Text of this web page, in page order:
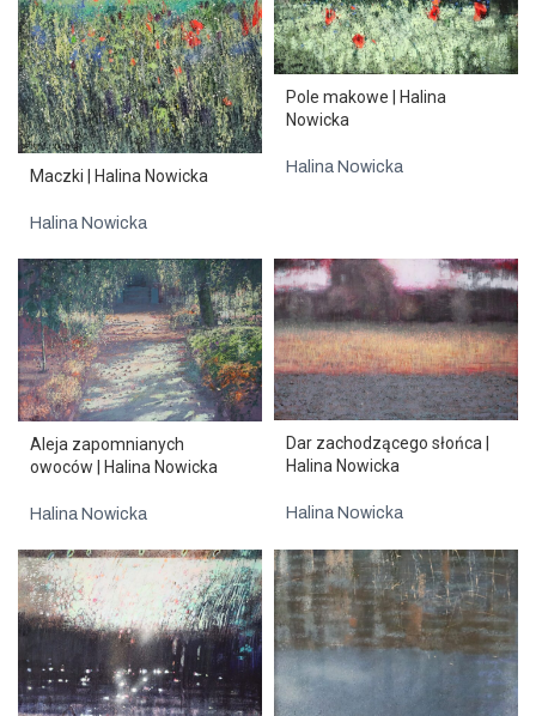
Maczki | Halina Nowicka
Halina Nowicka
Pole makowe | Halina
Nowicka
Halina Nowicka
Aleja zapomnianych
owoców | Halina Nowicka
Halina Nowicka
Dar zachodzącego słońca |
Halina Nowicka
Halina Nowicka